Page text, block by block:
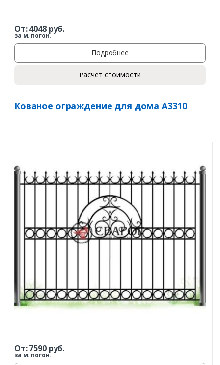
От:4048руб.
за м. погон.
Подробнее
Расчет стоимости
Кованое ограждение для дома А3310
От:7590руб.
за м. погон.